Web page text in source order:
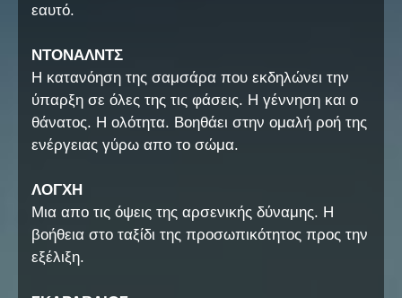
εαυτό.
ΝΤΟΝΑΛΝΤΣ
Η κατανόηση της σαμσάρα που εκδηλώνει την
ύπαρξη σε όλες της τις φάσεις. Η γέννηση και ο
θάνατος. Η ολότητα. Βοηθάει στην ομαλή ροή της
ενέργειας γύρω απο το σώμα.
ΛΟΓΧΗ
Μια απο τις όψεις της αρσενικής δύναμης. Η
βοήθεια στο ταξίδι της προσωπικότητος προς την
εξέλιξη.